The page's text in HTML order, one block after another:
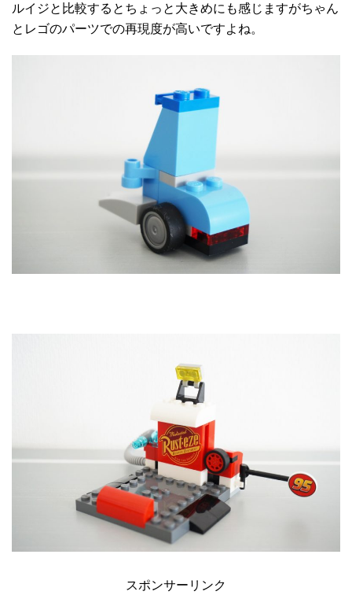
ルイジと比較するとちょっと大きめにも感じますがちゃん
とレゴのパーツでの再現度が高いですよね。
スポンサーリンク